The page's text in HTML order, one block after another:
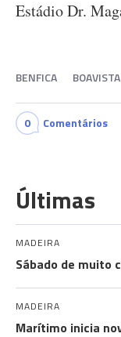
Estádio Dr.
BENFICA BOAVISTA
0 Comentários
Últimas
MADEIRA
Sábado de muito
MADEIRA
Marítimo inicia